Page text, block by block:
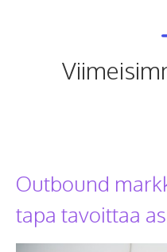
Outbound
tapa tavoittaa